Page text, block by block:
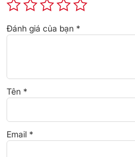
Đánh giá của bạn *
Tên *
Email *